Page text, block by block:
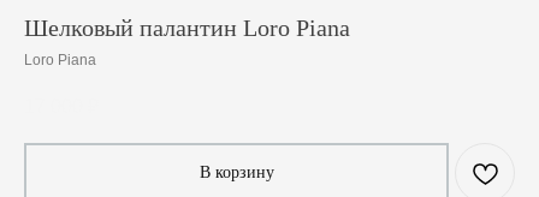
Шелковый палантин Loro Piana
Loro Piana
В корзину